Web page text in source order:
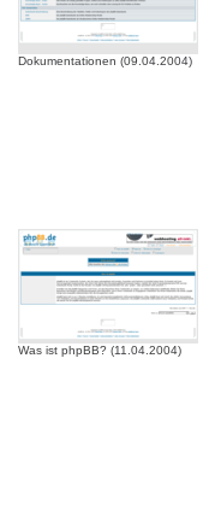
Dokumentationen (09.04.2004)
Was ist phpBB? (11.04.2004)